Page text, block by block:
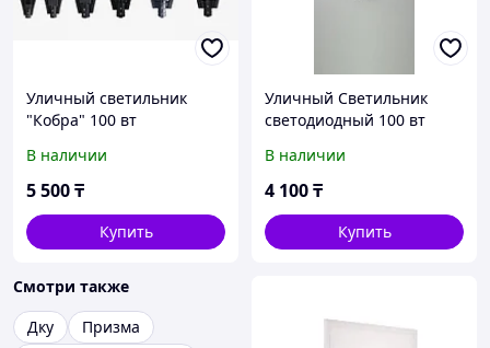
Уличный светильник
"Кобра" 100 вт
В наличии
5 500₸
Купить
Уличный Светильник
светодиодный 100 вт
В наличии
4 100₸
Купить
Смотри также
Дку
Призма